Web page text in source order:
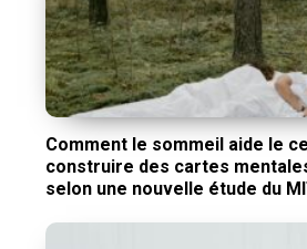
Comment le sommeil aide le
construire des cartes
selon une nouvelle étude du